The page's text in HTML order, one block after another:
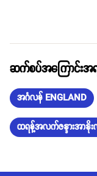
ဆက်စပ်အကြောင်းအရာ
အင်္ဂလန် ENGLAND
ထရန့်အလက်ဇန္ဒားအာနိုး